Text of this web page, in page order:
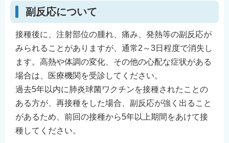
副反応について
接種後に、注射部位の腫れ、痛み、発熱等の副反応が
みられることがありますが、通常2～3日程度で消失し
ます。高熱や体調の変化、その他の心配な症状がある
場合は、医療機関を受診してください。
過去5年以内に肺炎球菌ワクチンを接種されたことの
ある方が、再接種をした場合、副反応が強く出ること
があるため、前回の接種から5年以上期間をあけて接
種してください。